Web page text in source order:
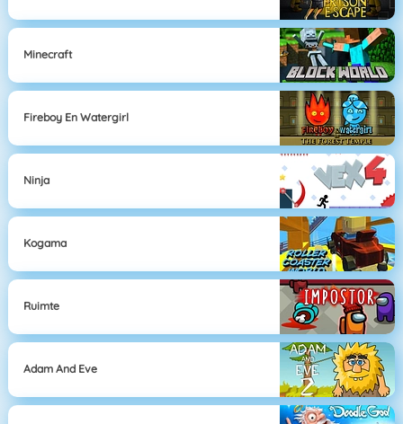
Minecraft
Fireboy En Watergirl
Ninja
Kogama
Ruimte
Adam And Eve